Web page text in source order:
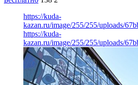
https://kuda-
kazan.ru/image/255/255/uploads/
https://kuda-
kazan.ru/image/255/255/uploads/